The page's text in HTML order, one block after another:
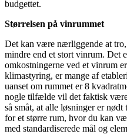
budgettet.
Størrelsen på vinrummet
Det kan være nærliggende at
mindre end et stort vinrum. Det
omkostningerne ved et vinrum
klimastyring, er mange af
uanset om rummet er 8
nogle tilfælde vil det faktisk
så småt, at alle løsninger er
for et større rum, hvor du kan
med standardiserede mål og